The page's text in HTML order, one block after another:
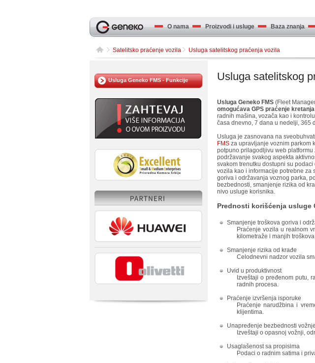
O nama Proizvodi i usluge Baza znanja
Satelitsko praćenje vozila Usluga satelitskog praćenja vozila
Usluga Geneko FMS - Funkcije Usluga satelitskog
Usluga Geneko FMS (Fleet
omogućava GPS praćenje
radnih mašina, vozača kao i
časa dnevno, 7 dana u nedelji, 365
Usluga je zasnovana na
FMS za upravljanje voznim parkom
potpuno prilagodljivu web platformu
podržavanje svakog aspekta
svakom trenutku dostupni su podaci
vozila kao i informacije potrebne za
goriva i održavanja voznog parka,
bezbednosti, smanjenje rizika od
nivo usluge korisnika.
Prednosti korišćenja usluge
Smanjenje troškova goriva i
Praćenje vozila u realnom
kilometraže i manjih
Smanjenje rizika od krađe
Celodnevni nadzor vozila
Uvid u produktivnost
Izveštaji o pređenom putu,
radnih procesa.
Praćenje izvršenja isporuke
Praćenje narudžbina i
klijentima.
Unapređenje bezbednosti vožnje
Izveštaji o opasnoj vožnji,
Usaglašenost sa propisima
Podaci o radnim satima i